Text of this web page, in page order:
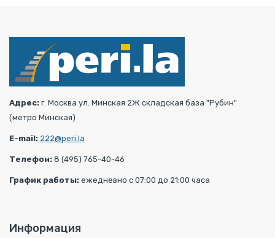
Адрес: г. Москва ул. Минская 2Ж складская база "Рубин"
(метро Минская)
E-mail: 222@peri.la
Телефон: 8 (495) 765-40-46
График работы: ежедневно с 07:00 до 21:00 часа
Информация